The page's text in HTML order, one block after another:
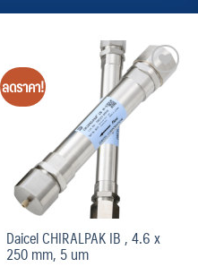
ลดราคา! Add
Daicel CHIRALPAK IB , 4.6 x
250 mm, 5 um